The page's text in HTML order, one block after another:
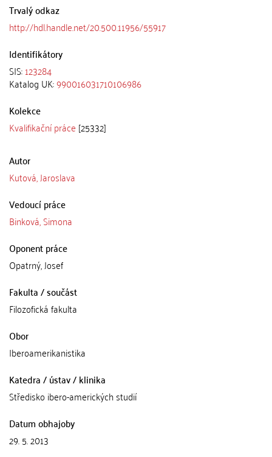
Trvalý odkaz
http://hdl.handle.net/20.500.11956/55917
Identifikátory
SIS:123284
Katalog UK:990016031710106986
Kolekce
Kvalifikační práce [25332]
Autor
Kutová, Jaroslava
Vedoucí práce
Binková, Simona
Oponent práce
Opatrný, Josef
Fakulta / součást
Filozofická fakulta
Obor
Iberoamerikanistika
Katedra / ústav / klinika
Středisko ibero-amerických studií
Datum obhajoby
29. 5. 2013